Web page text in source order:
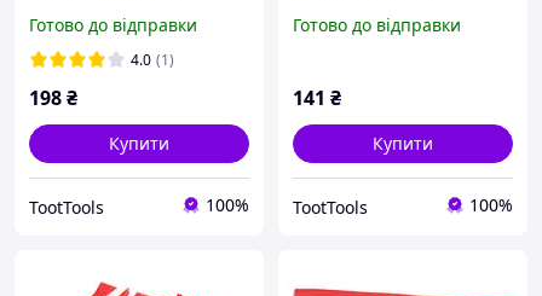
AT18R Новинка
Готово до відправки
4.0 (1)
198₴
Купити
TootTools 100%
G02702
Готово до відправки
141 ₴
Купити
TootTools 100%